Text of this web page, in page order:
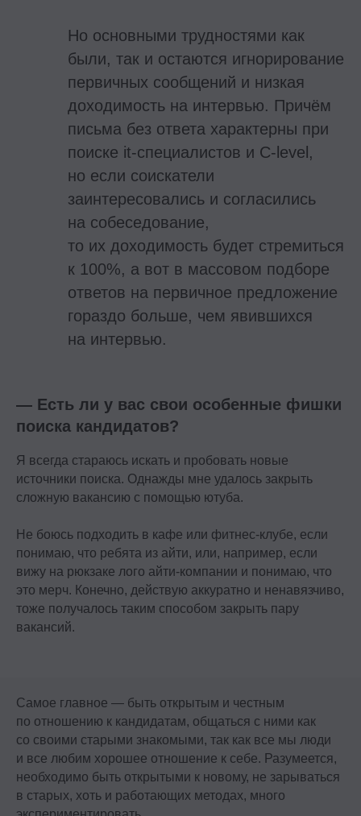
Но основными трудностями как
были, так и остаются игнорирование
первичных сообщений и низкая
доходимость на интервью. Причём
письма без ответа характерны при
поиске it-специалистов и С-level,
но если соискатели
заинтересовались и согласились
на собеседование,
то их доходимость будет стремиться
к 100%, а вот в массовом подборе
ответов на первичное предложение
гораздо больше, чем явившихся
на интервью.
— Есть ли у вас свои особенные фишки
поиска кандидатов?
Я всегда стараюсь искать и пробовать новые
источники поиска. Однажды мне удалось закрыть
сложную вакансию с помощью ютуба.
Не боюсь подходить в кафе или фитнес-клубе, если
понимаю, что ребята из айти, или, например, если
вижу на рюкзаке лого айти-компании и понимаю, что
это мерч. Конечно, действую аккуратно и ненавязчиво,
тоже получалось таким способом закрыть пару
вакансий.
Самое главное — быть открытым и честным
по отношению к кандидатам, общаться с ними как
со своими старыми знакомыми, так как все мы люди
и все любим хорошее отношение к себе. Разумеется,
необходимо быть открытыми к новому, не зарываться
в старых, хоть и работающих методах, много